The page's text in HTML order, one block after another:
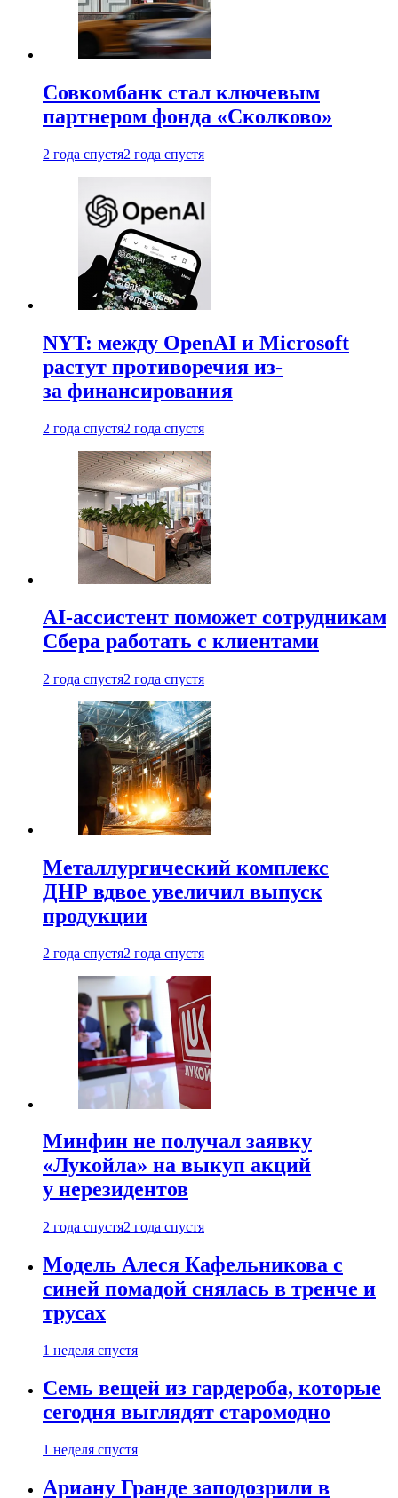
Совкомбанк стал ключевым
партнером фонда «Сколково»
2 года спустя2 года спустя
NYT: между OpenAI и Microsoft
растут противоречия из-
за финансирования
2 года спустя2 года спустя
AI-ассистент поможет сотрудникам
Сбера работать с клиентами
2 года спустя2 года спустя
Металлургический комплекс
ДНР вдвое увеличил выпуск
продукции
2 года спустя2 года спустя
Минфин не получал заявку
«Лукойла» на выкуп акций
у нерезидентов
2 года спустя2 года спустя
Модель Алеся Кафельникова с
синей помадой снялась в тренче и
трусах
1 неделя спустя
Семь вещей из гардероба, которые
сегодня выглядят старомодно
1 неделя спустя
Ариану Гранде заподозрили в